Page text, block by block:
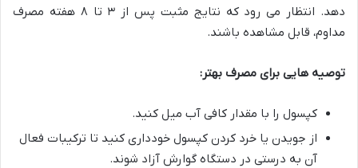
دهد. انتظار می رود که نتایج مثبت پس از ۳ تا ۸ هفته مصرف
مداوم، قابل مشاهده باشند.
توصیه هایی برای مصرف بهتر:
کپسول را با مقدار کافی آب میل کنید.
از جویدن یا خرد کردن کپسول خودداری کنید تا ترکیبات فعال
آن به درستی در دستگاه گوارش آزاد شوند.